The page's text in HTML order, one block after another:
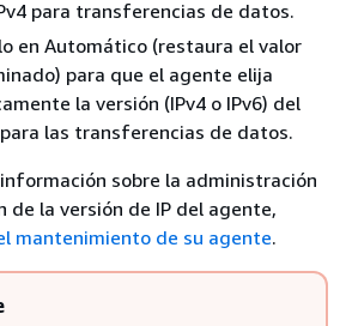
para transferencias de datos.
en Automático (restaura el valor
para que el agente elija
la versión (IPv4 o IPv6) del
las transferencias de datos.
sobre la administración
de la versión de IP del agente,
mantenimiento de su agente.